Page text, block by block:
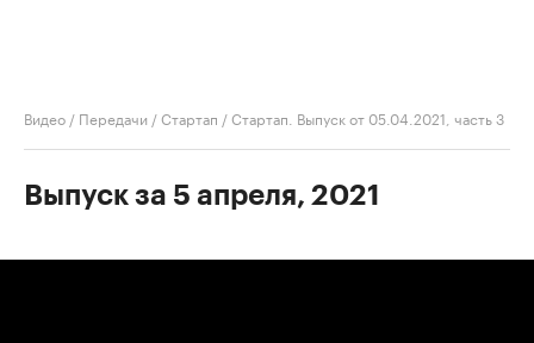
Видео / Передачи /Стартап /Стартап. Выпуск от 05.04.2021, часть 3
Выпуск за 5 апреля, 2021